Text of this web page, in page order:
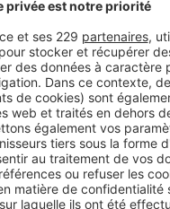
bien de la
il se peut que
couvre les
couvre tout ce qui
sur les